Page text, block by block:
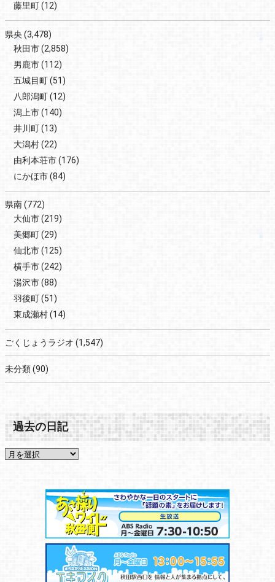
藤里町(12)
県央(3,478)
秋田市(2,858)
男鹿市(112)
五城目町(51)
八郎潟町(12)
潟上市(140)
井川町(13)
大潟村(22)
由利本荘市(176)
にかほ市(84)
県南(772)
大仙市(219)
美郷町(29)
仙北市(125)
横手市(242)
湯沢市(88)
羽後町(51)
東成瀬村(14)
ごくじょうラジオ (1,547)
未分類(90)
過去の日記